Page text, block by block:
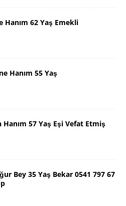
Hanım 62 Yaş Emekli
Hanım 55 Yaş
Hanım 57 Yaş Eşi Vefat Etmiş
Bey 35 Yaş Bekar 0541 797 67